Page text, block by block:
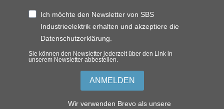
Ich möchte den Newsletter von SBS
Industrieelektrik erhalten und akzeptiere die
Datenschutzerklärung.
Sie können den Newsletter jederzeit über den Link in
unserem Newsletter abbestellen.
ANMELDEN
Wir verwenden Brevo als unsere